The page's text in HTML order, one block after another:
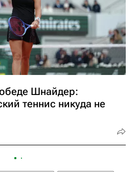
Шнайдер:
теннис никуда не